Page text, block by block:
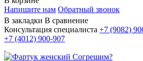
Напишите нам Обратный звонок
В закладки В сравнение
Консультация специалиста +7 (9082)
+7 (4012) 900-907